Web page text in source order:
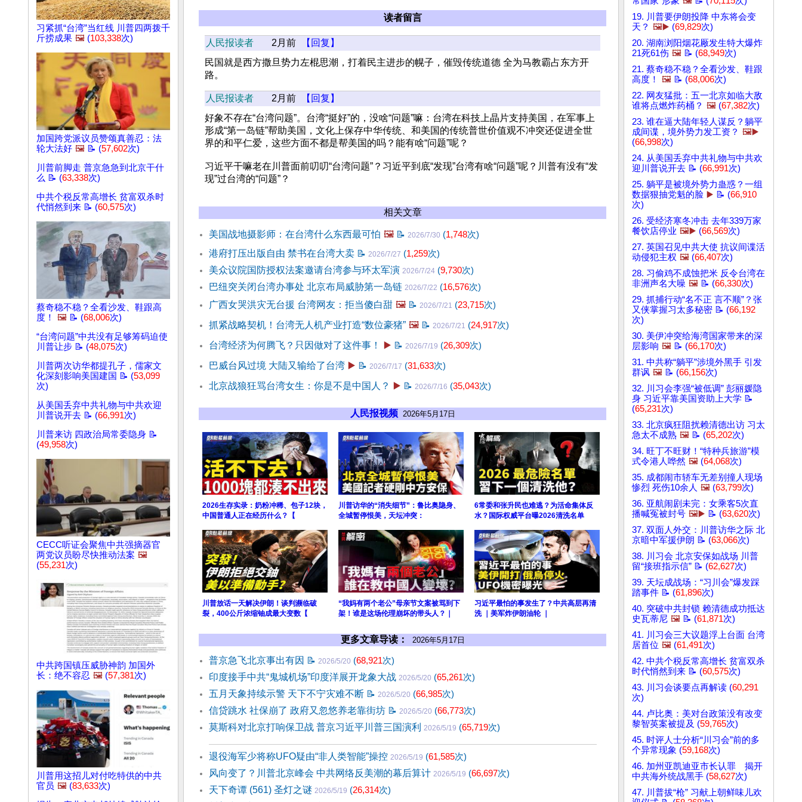
习紧抓“台湾”当红线 川普四两拨千
斤捞成果 🖼️ (103,338次)
加国跨党派议员赞颂真善忍：法
轮大法好 🖼️ 📝 (57,602次)
川普前脚走 普京急急到北京干什
么 📝 (63,338次)
中共个税反常高增长 贫富双杀时
代悄然到来 📝 (60,575次)
蔡奇稳不稳？全看沙发、鞋跟高
度！
🖼️ 📝 (68,006次)
“台湾问题”中共没有足够筹码迫使
川普让步 📝 (48,075次)
川普两次访华都提孔子，儒家文
化深刻影响美国建国 📝 (53,099
次)
从美国丢弃中共礼物与中共欢迎
川普说开去 📝 (66,991次)
川普来访 四政治局常委隐身 📝
(49,958次)
CECC听证会聚焦中共强摘器官
两党议员盼尽快推动法案 🖼️
(55,231次)
中共跨国镇压威胁神韵 加国外
长：绝不容忍 🖼️ (57,381次)
川普用这招儿对付吃特供的中共
官员 🖼️ (83,633次)
读者留言
人民报读者 2月前
【回复】
民国就是西方撒旦势力左棍思潮，打着民主进步的幌子，催毁传统道德 全为马教霸占东方开
路。
人民报读者 2月前
【回复】
好象不存在“台湾问题”。台湾“挺好”的，没啥“问题”嘛：台湾在科技上晶片支持美国，在军事上
形成“第一岛链”帮助美国，文化上保存中华传统、和美国的传统普世价值观不冲突还促进全世
界的和平仁爱，这些方面不都是帮美国的吗？能有啥“问题”呢？
习近平干嘛老在川普面前叨叨“台湾问题”？习近平到底“发现”台湾有啥“问题”呢？川普有没有“发
现”过台湾的“问题”？
相关文章
美国战地摄影师：在台湾什么东西最可怕 🖼️ 📝 2026/7/30 (1,748次)
港府打压出版自由 禁书在台湾大卖 📝 2026/7/27 (1,259次)
美众议院国防授权法案邀请台湾参与环太军演 2026/7/24 (9,730次)
巴纽突关闭台湾办事处 北京布局威胁第一岛链 2026/7/22 (16,576次)
广西女哭洪灾无台援 台湾网友：拒当傻白甜 🖼️ 📝 2026/7/21 (23,715次)
抓紧战略契机！台湾无人机产业打造“数位豪猪” 🖼️ 📝 2026/7/21 (24,917次)
台湾经济为何腾飞？只因做对了这件事！
▶️ 📝 2026/7/19 (26,309次)
巴威台风过境 大陆又输给了台湾 ▶️ 📝 2026/7/17 (31,633次)
北京战狼狂骂台湾女生：你是不是中国人？ ▶️ 📝 2026/7/16 (35,043次)
人民报视频 2026年5月17日
2026生存实录：奶粉冲稀、包子12块，
中国普通人正在经历什么？【
川普访华的“消失细节”：鲁比奥隐身、
全城暂停恨美，天坛冲突：
6常委和张升民也难逃？为活命集体反
水？国际权威平台曝2026清洗名单
川普放话一天解决伊朗！谈判濒临破
裂，400公斤浓缩铀成最大变数【
“我妈有两个老公”母亲节文案被骂到下
架！谁是这场伦理崩坏的带头人？｜
习近平最怕的事发生了？中共高层再清
洗 ｜美军炸伊朗油轮 ｜
更多文章导读： 2026年5月17日
普京急飞北京事出有因 📝 2026/5/20 (68,921次)
印度接手中共“鬼城机场”印度洋展开龙象大战 2026/5/20 (65,261次)
五月天象持续示警 天下不宁灾难不断 📝 2026/5/20 (66,985次)
信贷跳水 社保崩了 政府又忽悠养老靠街坊 📝 2026/5/20 (66,773次)
莫斯科对北京打响保卫战 普京习近平川普三国演利 2026/5/19 (65,719次)
退役海军少将称UFO疑由“非人类智能”操控 2026/5/19 (61,585次)
风向变了？川普北京峰会 中共网络反美潮的幕后算计 2026/5/19 (66,697次)
天下奇谭 (561) 圣灯之谜 2026/5/19 (26,314次)
19. 川普要伊朗投降 中东将会变
天？ 🖼️▶️ (69,829次)
20. 湖南浏阳烟花厰发生特大爆炸
21死61伤 🖼️ 📝 (68,949次)
21. 蔡奇稳不稳？全看沙发、鞋跟
高度！
🖼️ 📝 (68,006次)
22. 网友猛批：五一北京如临大敌
谁将点燃炸药桶？ 🖼️ (67,382次)
23. 谁在逼大陆年轻人谋反？躺平
成间谍，境外势力发工资？ 🖼️▶️
(66,998次)
24. 从美国丢弃中共礼物与中共欢
迎川普说开去 📝 (66,991次)
25. 躺平是被境外势力蛊惑？一组
数据狠抽党魁的脸 ▶️ 📝 (66,910
次)
26. 受经济寒冬冲击 去年339万家
餐饮店停业 🖼️▶️ (66,569次)
27. 英国召见中共大使 抗议间谍活
动侵犯主权 🖼️ (66,407次)
28. 习偷鸡不成蚀把米 反令台湾在
非洲声名大噪 🖼️ 📝 (66,330次)
29. 抓捕行动“名不正 言不顺”？张
又侠掌握习太多秘密 📝 (66,192
次)
30. 美伊冲突给海湾国家带来的深
层影响 🖼️ 📝 (66,170次)
31. 中共称“躺平”涉境外黑手 引发
群讽 🖼️ 📝 (66,156次)
32. 川习会李强“被低调” 彭丽媛隐
身 习近平靠美国资助上大学 📝
(65,231次)
33. 北京疯狂阻扰赖清德出访 习太
急太不成熟 🖼️ 📝 (65,202次)
34. 旺丁不旺财！“特种兵旅游”模
式令港人哗然 🖼️ (64,068次)
35. 成都闹市轿车无差别撞人现场
惨烈 死伤10余人 🖼️ (63,799次)
36. 亚航闹剧未完：女乘客5次直
播喊冤被封号 🖼️▶️ 📝 (63,620次)
37. 双面人外交：川普访华之际 北
京暗中军援伊朗 📝 (63,066次)
38. 川习会 北京安保如战场 川普
留“接班指示信” 📝 (62,627次)
39. 天坛成战场：“习川会”爆发踩
踏事件 📝 (61,896次)
40. 突破中共封锁 赖清德成功抵达
史瓦蒂尼 🖼️ 📝 (61,871次)
41. 川习会三大议题浮上台面 台湾
居首位 🖼️ (61,491次)
42. 中共个税反常高增长 贫富双杀
时代悄然到来 📝 (60,575次)
43. 川习会谈要点再解读 (60,291
次)
44. 卢比奥：美对台政策没有改变
黎智英案被提及 (59,765次)
45. 时评人士分析“川习会”前的多
个异常现象 (59,168次)
46. 加州亚凯迪亚市长认罪 揭开
中共海外统战黑手 (58,627次)
47. 川普拔“枪” 习献上朝鲜味儿欢